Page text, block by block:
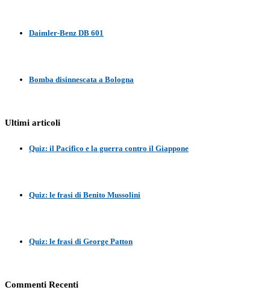
Daimler-Benz DB 601
Bomba disinnescata a Bologna
Ultimi articoli
Quiz: il Pacifico e la guerra contro il Giappone
Quiz: le frasi di Benito Mussolini
Quiz: le frasi di George Patton
Commenti Recenti